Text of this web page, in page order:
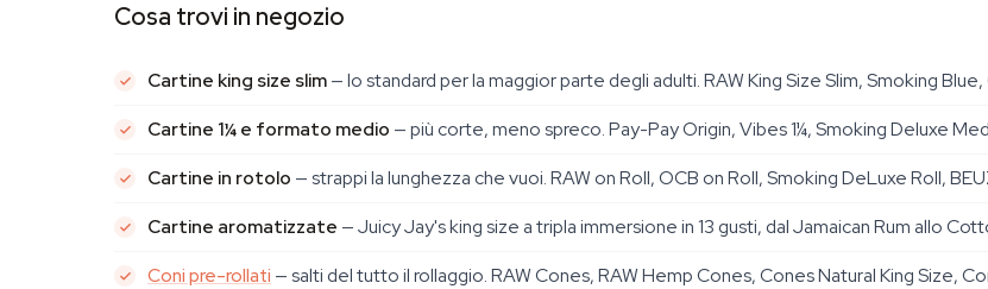
Cosa trovi in negozio
Cartine king size slim— lo standard per la maggior parte degli adulti. RAW King Size Slim, Smoking
Cartine 1¼ e formato medio — più corte, meno spreco. Pay-Pay Origin, Vibes 1¼, Smoking Deluxe
Cartine in rotolo — strappi la lunghezza che vuoi. RAW on Roll, OCB on Roll, Smoking DeLuxe Roll,
Cartine aromatizzate — Juicy Jay's king size a tripla immersione in 13 gusti, dal Jamaican Rum allo
Coni pre-rollati — salti del tutto il rollaggio. RAW Cones, RAW Hemp Cones, Cones Natural King Size,